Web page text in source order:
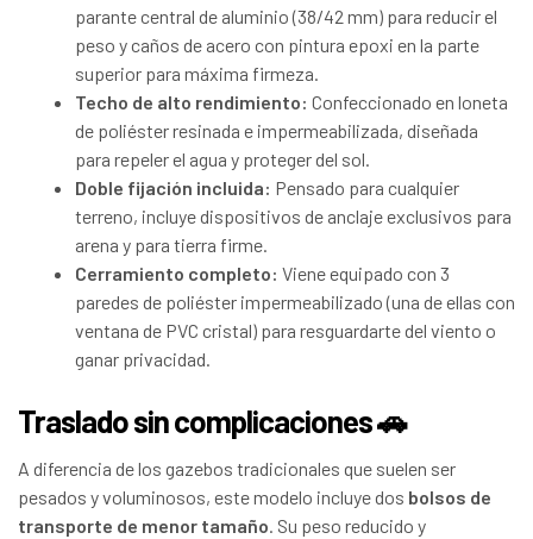
parante central de aluminio (38/42 mm) para reducir el
peso y caños de acero con pintura epoxi en la parte
superior para máxima firmeza.
Techo de alto rendimiento: Confeccionado en loneta
de poliéster resinada e impermeabilizada, diseñada
para repeler el agua y proteger del sol.
Doble fijación incluida: Pensado para cualquier
terreno, incluye dispositivos de anclaje exclusivos para
arena y para tierra firme.
Cerramiento completo: Viene equipado con 3
paredes de poliéster impermeabilizado (una de ellas con
ventana de PVC cristal) para resguardarte del viento o
ganar privacidad.
Traslado sin complicaciones 🚗
A diferencia de los gazebos tradicionales que suelen ser
pesados y voluminosos, este modelo incluye dos bolsos de
transporte de menor tamaño. Su peso reducido y